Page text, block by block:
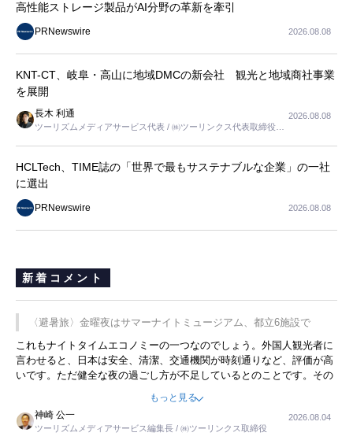
高性能ストレージ製品がAI分野の革新を牽引
PRNewswire 2026.08.08
KNT-CT、岐阜・高山に地域DMCの新会社 観光と地域商社事業
を展開
長木 利通
ツーリズムメディアサービス代表 / ㈱ツーリンクス代表取締役社
2026.08.08
HCLTech、TIME誌の「世界で最もサステナブルな企業」の一社
に選出
PRNewswire 2026.08.08
新着コメント
〈避暑旅〉金曜夜はサマーナイトミュージアム、都立6施設で
これもナイトタイムエコノミーの一つなのでしょう。外国人観光者に
言わせると、日本は安全、清潔、交通機関が時刻通りなど、評価が高
いです。ただ健全な夜の過ごし方が不足しているとのことです。その
ような意味で、金曜夜にこのようなイベントが行われれば、日本人に
限らず外国人にとっても楽しみが増えるでしょうね。
もっと見る
神崎 公一
ツーリズムメディアサービス編集長 / ㈱ツーリンクス取締役
2026.08.04